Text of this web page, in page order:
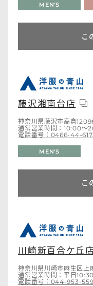
MEN'S
こ
藤沢湘南台店
神奈川県藤沢市高倉1209
通常営業時間：10:00～
電話番号：0466-44-
MEN'S
こ
川崎新百合ケ丘
神奈川県川崎市麻生区上
通常営業時間：平日
電話番号：044-953-